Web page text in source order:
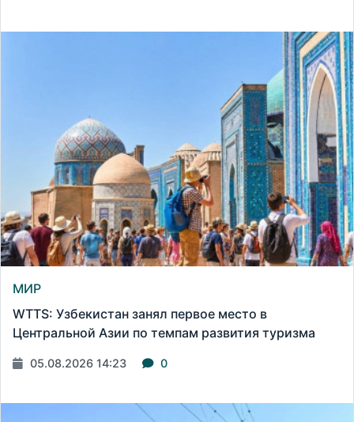
МИР
WTTS: Узбекистан занял первое место в
Центральной Азии по темпам развития туризма
05.08.2026 14:23 0